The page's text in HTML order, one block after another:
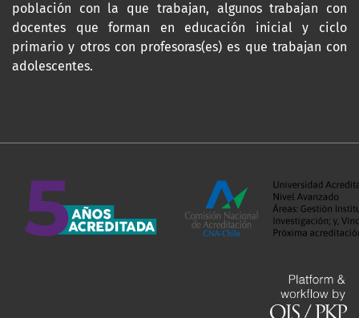
población con la que trabajan, algunos trabajan con
docentes que forman en educación inicial y ciclo
primario y otros con profesoras(es) es que trabajan con
adolescentes.